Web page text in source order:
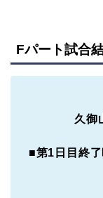
Fパート試合
久御
■第1日目終